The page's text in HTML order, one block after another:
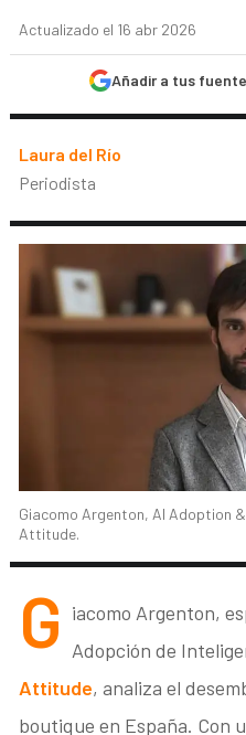
Actualizado el 16 abr 2026
Añadir a tus
Laura del Río
Periodista
Giacomo Argenton, AI Adoption
Attitude.
G iacomo Argenton,
Adopción de
Attitude, analiza el
boutique en España. Con